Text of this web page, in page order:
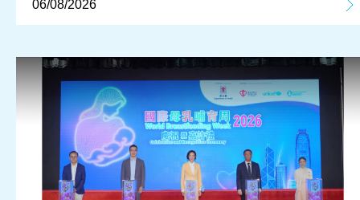
06/08/2026